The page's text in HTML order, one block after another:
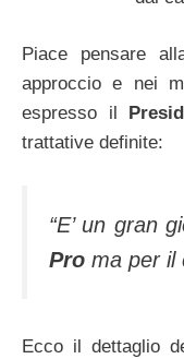
Piace pensare
approccio e nei
espresso il
trattative definite:
“E’ un gran
Pro ma per il
Ecco il dettaglio